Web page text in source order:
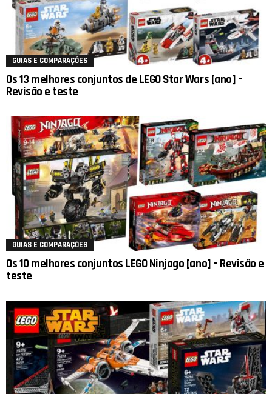
GUIAS E COMPARAÇÕES
Os 13 melhores conjuntos de LEGO Star Wars [ano] –
Revisão e teste
GUIAS E COMPARAÇÕES
Os 10 melhores conjuntos LEGO Ninjago [ano] – Revisão e
teste